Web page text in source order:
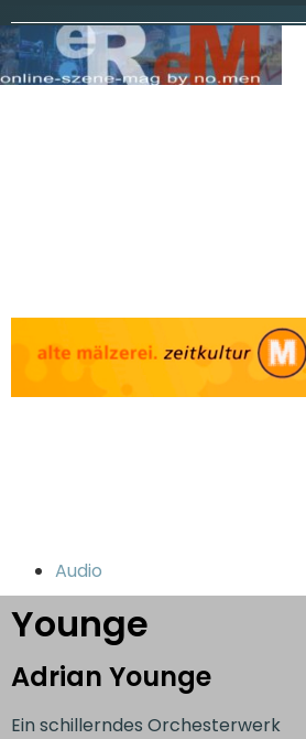
Audio
Younge
Adrian Younge
Ein schillerndes Orchesterwerk